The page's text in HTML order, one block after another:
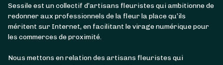
Sessile est un collectif d’artisans fleuristes qui ambitionne de
redonner aux professionnels de la fleur la place qu’ils
méritent sur Internet, en facilitant le virage numérique pour
les commerces de proximité.
Nous mettons en relation des artisans fleuristes qui